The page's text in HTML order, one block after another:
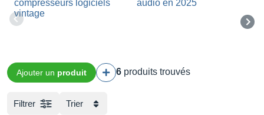
Ajouter un produit 6 produits trouvés
Filtrer Trier